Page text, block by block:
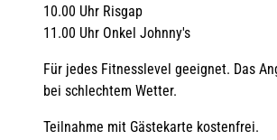
10.00 Uhr Risgap
11.00 Uhr Onkel Johnny's
Für jedes Fitnesslevel geeignet. Das
bei schlechtem Wetter.
Teilnahme mit Gästekarte kostenfrei.